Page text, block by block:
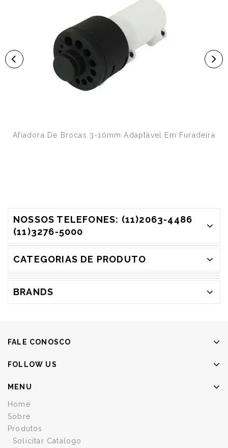
Afiadora De Brocas 3-10mm Adaptável Em Furadeira
NOSSOS TELEFONES: (11)2063-4486
(11)3276-5000
CATEGORIAS DE PRODUTO
BRANDS
FALE CONOSCO
FOLLOW US
MENU
Home
Sobre
Produtos
Solicitar Catalogo